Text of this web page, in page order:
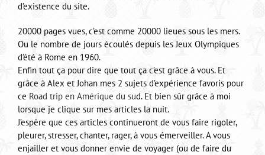
d’existence du site.
20000 pages vues, c’est comme 20000 lieues sous les mers.
Ou le nombre de jours écoulés depuis les Jeux Olympiques
d’été à Rome en 1960.
Enfin tout ça pour dire que tout ça c’est grâce à vous. Et
grâce à Alex et Johan mes 2 sujets d’expérience favoris pour
ce Road trip en Amérique du sud. Et bien sûr grâce à moi
lorsque je clique sur mes articles la nuit.
J’espère que ces articles continueront de vous faire rigoler,
pleurer, stresser, chanter, rager, à vous émerveiller. A vous
enjailler et vous donner envie de voyager (ou de faire du